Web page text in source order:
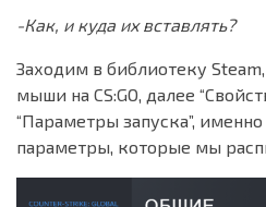
-Как, и куда их вставлять?
Заходим в библиотеку
мыши на CS:GO, далее
“Параметры запуска”,
параметры, которые мы